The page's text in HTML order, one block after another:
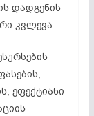
დადგენის
კვლევა.
ეფექტიანი